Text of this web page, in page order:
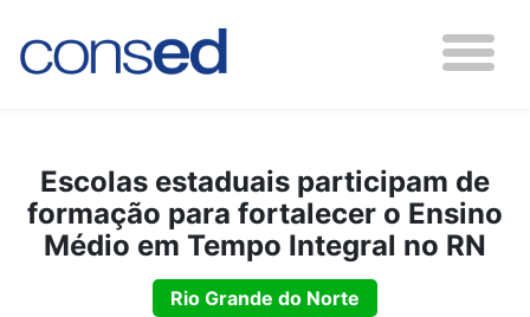
Escolas estaduais participam de
formação para fortalecer o Ensino
Médio em Tempo Integral no RN
Rio Grande do Norte